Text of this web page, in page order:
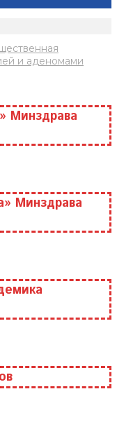
и аденомами
Минздрава
Минздрава